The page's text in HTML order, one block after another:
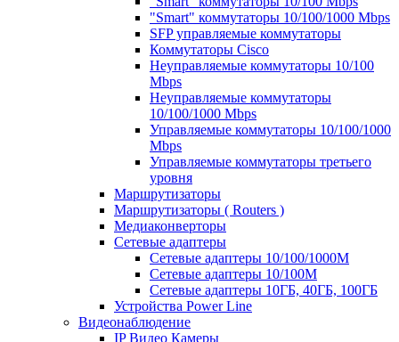
"Smart" коммутаторы 10/100/1000 Mbps
SFP управляемые коммутаторы
Коммутаторы Cisco
Неуправляемые коммутаторы 10/100
Mbps
Неуправляемые коммутаторы
10/100/1000 Mbps
Управляемые коммутаторы 10/100/1000
Mbps
Управляемые коммутаторы третьего
уровня
Маршрутизаторы
Маршрутизаторы ( Routers )
Медиаконверторы
Сетевые адаптеры
Сетевые адаптеры 10/100/1000М
Сетевые адаптеры 10/100M
Сетевые адаптеры 10ГБ, 40ГБ, 100ГБ
Устройства Power Line
Видеонаблюдение
IP Видео Камеры